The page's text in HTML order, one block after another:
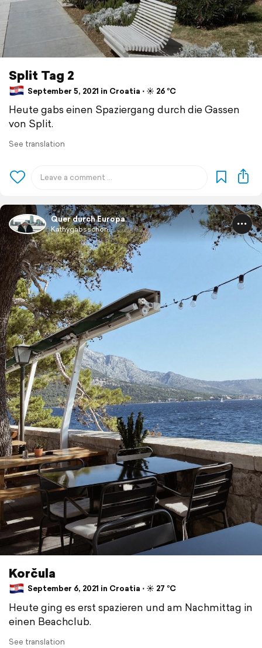
Split Tag 2
September 5, 2021 in Croatia ⋅ ☀️ 26 °C
Heute gabs einen Spaziergang durch die Gassen
von Split.
See translation
Quer durch Europa
Kathygabsschon
Korčula
September 6, 2021 in Croatia ⋅ ☀️ 27 °C
Heute ging es erst spazieren und am Nachmittag in
einen Beachclub.
See translation